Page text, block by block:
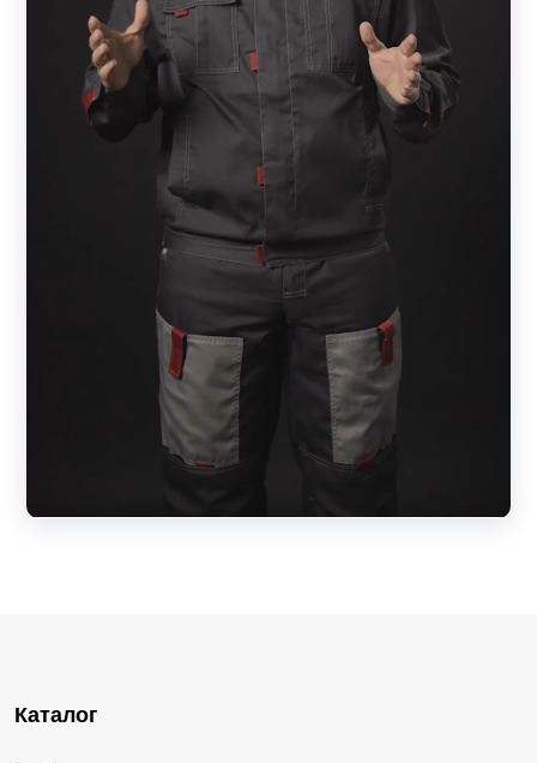
Каталог